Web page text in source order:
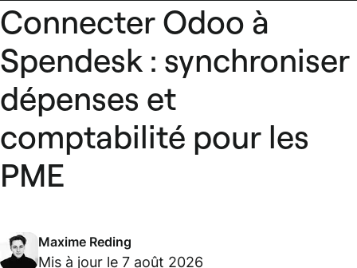
Connecter Odoo à
Spendesk : synchroniser
dépenses et
comptabilité pour les
PME
Maxime Reding
Mis à jour le 7 août 2026